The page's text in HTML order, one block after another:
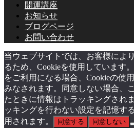
開運講座
お知らせ
ブログページ
お問い合わせ
当ウェブサイトでは、お客様によ
るため、Cookieを使用しています
をご利用になる場合、Cookieの使
みなされます。同意しない場合、
たときに情報はトラッキングされ
ッキングを行わない設定を記憶す
用されます。
同意する 同意しない